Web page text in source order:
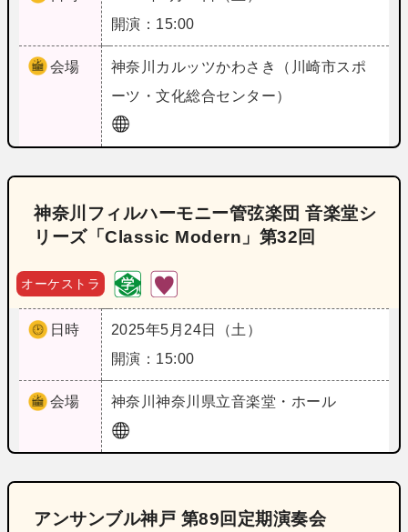
開演：15:00
会場 神奈川 カルッツかわさき（川崎市スポ
ーツ・文化総合センター）
神奈川フィルハーモニー管弦楽団 音楽堂シ
リーズ「Classic Modern」第32回
オーケストラ
日時
2025年5月24日（土）
開演：15:00
会場 神奈川神奈川県立音楽堂・ホール
アンサンブル神戸 第89回定期演奏会